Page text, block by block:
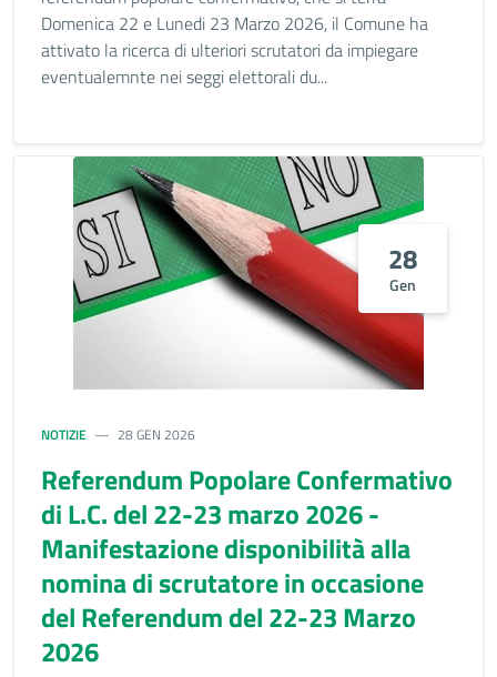
Domenica 22 e Lunedi 23 Marzo 2026, il Comune ha
attivato la ricerca di ulteriori scrutatori da impiegare
eventualemnte nei seggi elettorali du...
28
Gen
NOTIZIE 28 GEN 2026
Referendum Popolare Confermativo
di L.C. del 22-23 marzo 2026 -
Manifestazione disponibilità alla
nomina di scrutatore in occasione
del Referendum del 22-23 Marzo
2026